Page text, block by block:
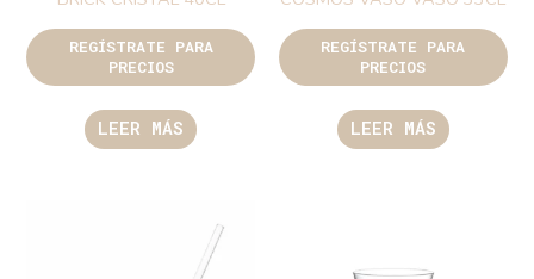
REGÍSTRATE PARA
PRECIOS
LEER MÁS
REGÍSTRATE PARA
PRECIOS
LEER MÁS